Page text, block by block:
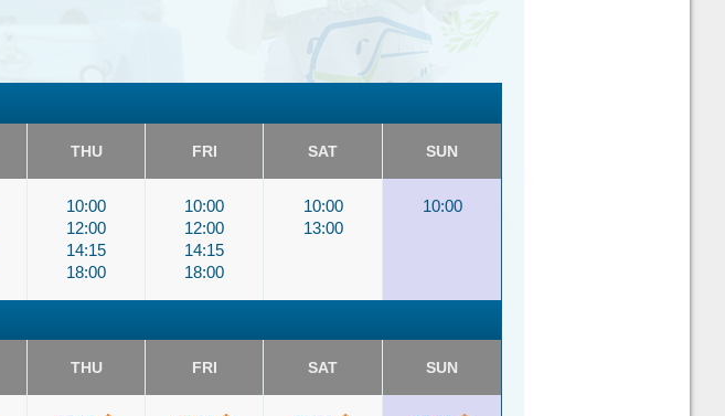
THU FRI SAT SUN
10:00
12:00
14:15
18:00
10:00
12:00
14:15
18:00
10:00
13:00
10:00
THU FRI SAT SUN